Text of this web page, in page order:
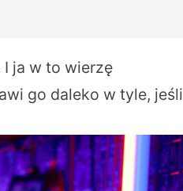
I ja w to wierzę
go daleko w tyle, jeśli